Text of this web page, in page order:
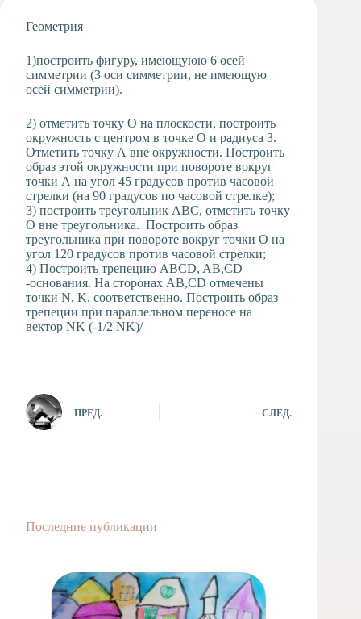
студия
Музыкальное
отделение
Психологическая
Тьюторская
служба
Геометрия
1)построить фигуру, имеющуюю 6 осей
симметрии (3 оси симметрии, не имеющую
осей симметрии).
2) отметить точку О на плоскости, построить
окружность с центром в точке О и радиуса 3.
Отметить точку А вне окружности. Построить
образ этой окружности при повороте вокруг
точки А на угол 45 градусов против часовой
стрелки (на 90 градусов по часовой стрелке);
3) построить треугольник АВС, отметить точку
О вне треугольника. Построить образ
треугольника при повороте вокруг точки О на
угол 120 градусов против часовой стрелки;
4) Построить трепецию ABCD, AB,CD
-основания. На сторонах AB,CD отмечены
точки N, K. соответственно. Построить образ
трепеции при параллельном переносе на
вектор NK (-1/2 NK)/
ПРЕД. СЛЕД.
Последние публикации